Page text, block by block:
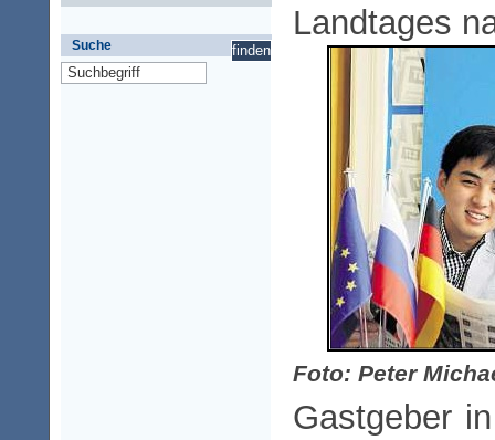
Suche
Landtages
Foto: Peter
Gastgeber